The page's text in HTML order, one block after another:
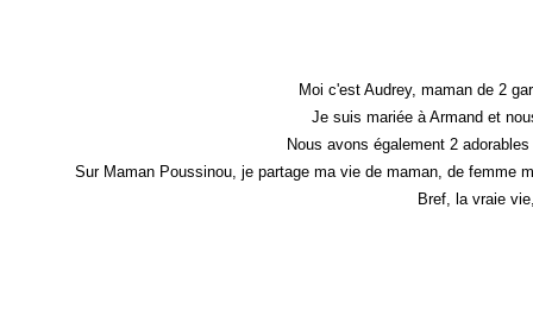
Moi c'est Audrey, maman de 2
Je suis mariée à Armand et
Nous avons également 2
Sur Maman Poussinou, je partage ma vie de maman, de femme
Bref, la vraie